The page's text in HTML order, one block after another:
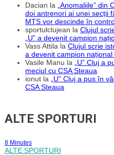
Dacian la
„Anomaliile”
doi antrenori ai unei secții
MTS vor descinde în
sportulclujean la Clujul
„U” a devenit campion
Vass Attila la Clujul scrie
a devenit campion
Vasile Manu la
„U” Cluj a
meciul cu CSA Steaua
ionut la
„U” Cluj a pus în
CSA Steaua
ALTE SPORTURI
8 Minutes
ALTE SPORTURI